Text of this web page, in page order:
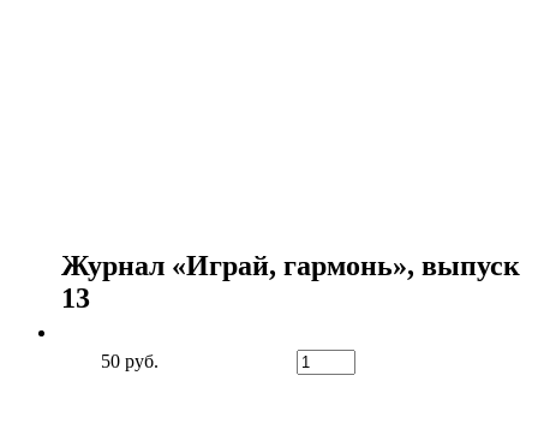
Журнал «Играй, гармонь», выпуск
13
50 руб.